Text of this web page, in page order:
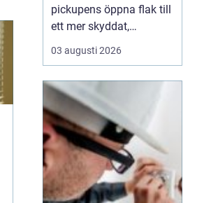
pickupens öppna flak till
ett mer skyddat,
praktiskt och ibland
också mer bränslesnålt
är skillnaden tydlig
redan efter första
veckan: mindre stök,
torrar...
03 augusti 2026